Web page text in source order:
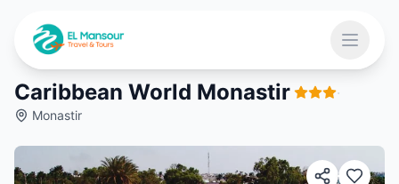
Ouvrir
Caribbean World Monastir ·
Monastir